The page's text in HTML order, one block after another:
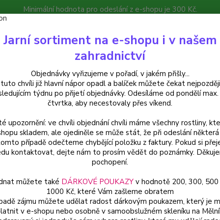
Minimální hodnota pro odeslání z e-shopu je 300 Kč.
můžete čekat nejpozději v následujícím týdnu po přijetí
Poradna Kontakty
Hledat
Pelargónie zonale- fialková s růžovou, vzpřímený - 1251
zonale- fialková s
efekt.
Jarní sortiment na e-shopu i v našem
zahradnictví
Objednávky vyřizujeme v pořadí, v jakém přišly...
chvíli již hlavní nápor opadl a balíček můžete čekat
týdnu po přijetí objednávky. Odesíláme od pondělí
čtvrtka, aby necestovaly přes víkend.
upozornění: ve chvíli objednání chvíli máme všechny rostliny,
skladem, ale ojediněle se může stát, že při odeslání některá
případě odečteme chybějící položku z faktury. Pokud si
kontaktovat, dejte nám to prosím vědět do poznámky.
pochopení.
můžete také DÁRKOVÉ POUKAZYv hodnotě 200, 300, 500
1000 Kč, které Vám zašleme obratem
zájmu můžete udělat radost dárkovým poukazem, který je
v e-shopu nebo osobně v samoobslužném skleníku na